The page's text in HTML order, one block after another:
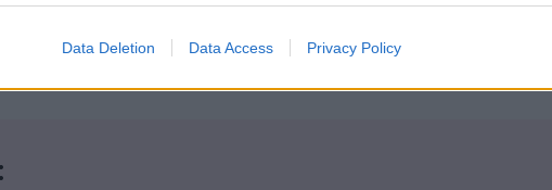
Data Deletion Data Access Privacy Policy